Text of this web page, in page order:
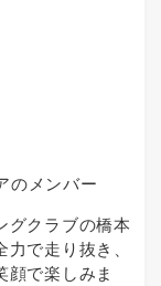
のメンバー
グクラブの橋本
で走り抜き、
顔で楽しみま